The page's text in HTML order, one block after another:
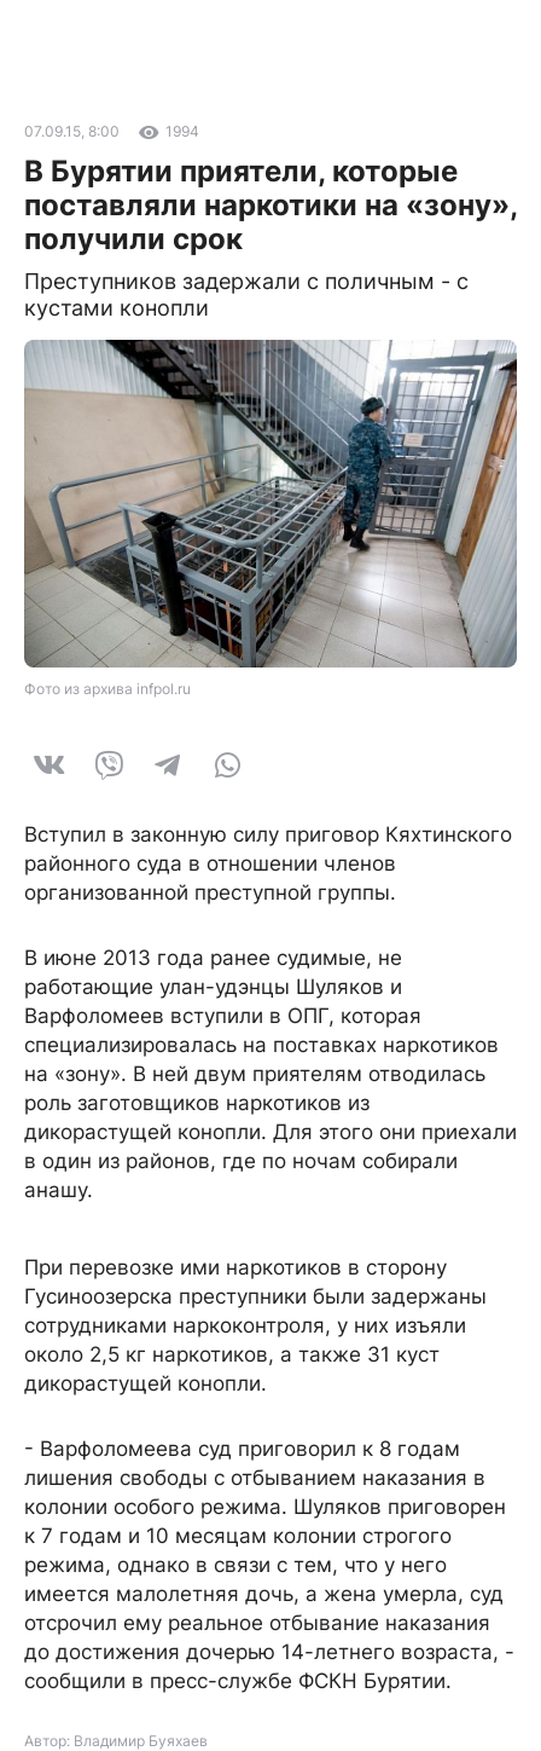
07.09.15, 8:00 1994
В Бурятии приятели, которые
поставляли наркотики на «зону»,
получили срок
Преступников задержали с поличным - с
кустами конопли
Фото из архива infpol.ru
Вступил в законную силу приговор Кяхтинского
районного суда в отношении членов
организованной преступной группы.
В июне 2013 года ранее судимые, не
работающие улан-удэнцы Шуляков и
Варфоломеев вступили в ОПГ, которая
специализировалась на поставках наркотиков
на «зону». В ней двум приятелям отводилась
роль заготовщиков наркотиков из
дикорастущей конопли. Для этого они приехали
в один из районов, где по ночам собирали
анашу.
При перевозке ими наркотиков в сторону
Гусиноозерска преступники были задержаны
сотрудниками наркоконтроля, у них изъяли
около 2,5 кг наркотиков, а также 31 куст
дикорастущей конопли.
- Варфоломеева суд приговорил к 8 годам
лишения свободы с отбыванием наказания в
колонии особого режима. Шуляков приговорен
к 7 годам и 10 месяцам колонии строгого
режима, однако в связи с тем, что у него
имеется малолетняя дочь, а жена умерла, суд
отсрочил ему реальное отбывание наказания
до достижения дочерью 14-летнего возраста, -
сообщили в пресс-службе ФСКН Бурятии.
Автор: Владимир Буяхаев